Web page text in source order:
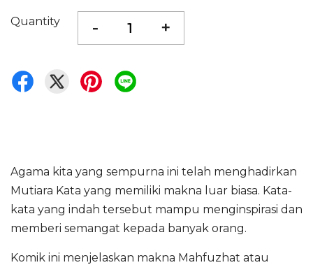
Quantity - +
Agama kita yang sempurna ini telah menghadirkan
Mutiara Kata yang memiliki makna luar biasa. Kata-
kata yang indah tersebut mampu menginspirasi dan
memberi semangat kepada banyak orang.
Komik ini menjelaskan makna Mahfuzhat atau